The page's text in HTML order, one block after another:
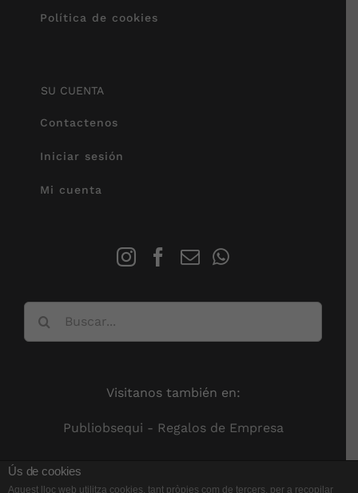
Política de cookies
SU CUENTA
Contactenos
Iniciar sesión
Mi cuenta
Visitanos también en:
Publiobsequi - Regalos de Empresa
Ús de cookies
Aquest lloc web utilitza cookies, tant pròpies com de tercers, per a recopilar